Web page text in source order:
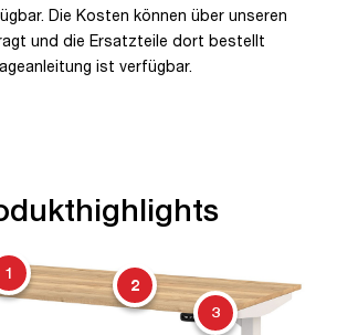
Die Kosten können über unseren
und die Ersatzteile dort bestellt
ist verfügbar.
1
2
3